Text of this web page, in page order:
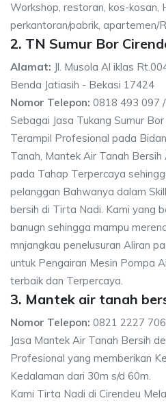
Workshop, restoran, kos-kosan,
perkantoran/pabrik, apartemen/
2. TN Sumur Bor
Alamat: Jl. Musola Al iklas
Benda Jatiasih - Bekasi 17424
Nomor Telepon: 0818 493 097
Sebagai Jasa Tukang Sumur
Terampil Profesional pada
Tanah, Mantek Air Tanah
pada Tahap Terpercaya
pelanggan Bahwanya dalam
bersih di Tirta Nadi. Kami yang
banugn sehingga mampu
mnjangkau penelusuran Aliran
untuk Pengairan Mesin Pompa
terbaik dan Terpercaya.
3. Mantek air tanah
Nomor Telepon: 0821 2227
Jasa Mantek Air Tanah Bersih
Profesional yang memberikan
Kedalaman dari 30m s/d 60m.
Kami Tirta Nadi di Cirendeu